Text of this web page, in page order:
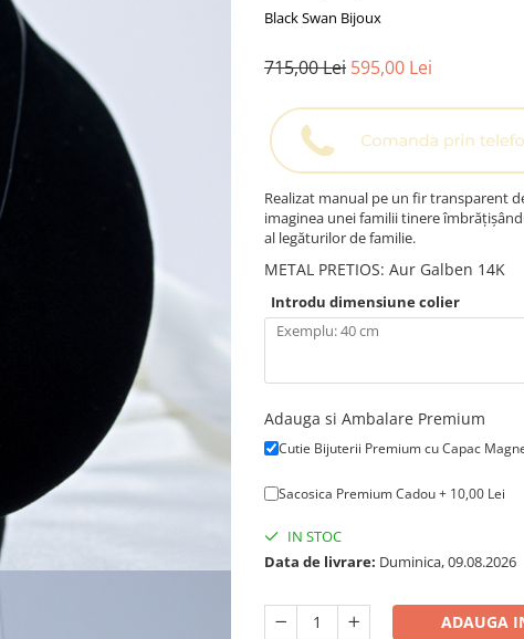
Black Swan Bijoux
715,00 Lei 595,00 Lei
Realizat manual pe un fir transparent
imaginea unei familii tinere
al legăturilor de familie.
METAL PRETIOS: Aur Galben 14K
Introdu dimensiune colier
Adauga si Ambalare Premium
Cutie Bijuterii Premium cu Capac
Sacosica Premium Cadou + 10,00 Lei
IN STOC
Data de livrare: Duminica, 09.08.2026
ADAUGA